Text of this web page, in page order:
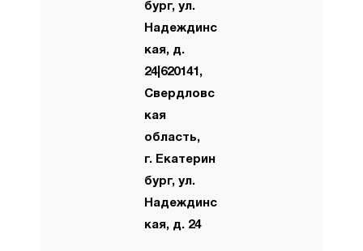
бург, ул.
Надеждинс
кая, д.
24|620141,
Свердловс
кая
область,
г. Екатерин
бург, ул.
Надеждинс
кая, д. 24